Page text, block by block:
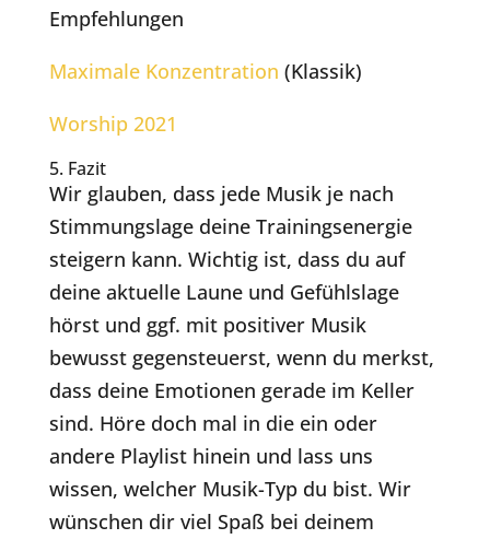
Empfehlungen
Maximale Konzentration (Klassik)
Worship 2021
5. Fazit
Wir glauben, dass jede Musik je nach
Stimmungslage deine Trainingsenergie
steigern kann. Wichtig ist, dass du auf
deine aktuelle Laune und Gefühlslage
hörst und ggf. mit positiver Musik
bewusst gegensteuerst, wenn du merkst,
dass deine Emotionen gerade im Keller
sind. Höre doch mal in die ein oder
andere Playlist hinein und lass uns
wissen, welcher Musik-Typ du bist. Wir
wünschen dir viel Spaß bei deinem